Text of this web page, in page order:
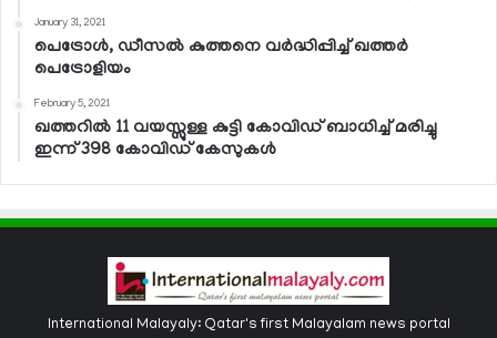
January 31, 2021
പെട്രോള്‍, ഡീസല്‍ കുത്തനെ വര്‍ദ്ധിപ്പിച്ച് ഖത്തര്‍
പെട്രോളിയം
February 5, 2021
ഖത്തറില്‍ 11 വയസ്സുള്ള കുട്ടി കോവിഡ് ബാധിച്ച് മരിച്ചു
ഇന്ന് 398 കോവിഡ് കേസുകള്‍
International Malayaly: Qatar's first Malayalam news portal